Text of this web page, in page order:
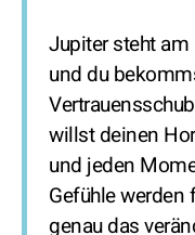
Jupiter steht
und du
willst deinen
und jeden
Gefühle werden
genau das